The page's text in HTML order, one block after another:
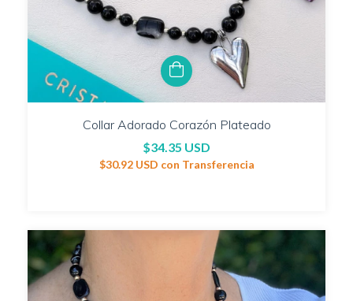
Collar Adorado Corazón Plateado
$34.35 USD
$30.92 USD con Transferencia